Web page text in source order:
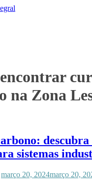
na Zona
descubra
sistemas
março 20, 2024março 20,